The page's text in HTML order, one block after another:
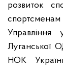
розвиток
Управління
Луганської
НОК